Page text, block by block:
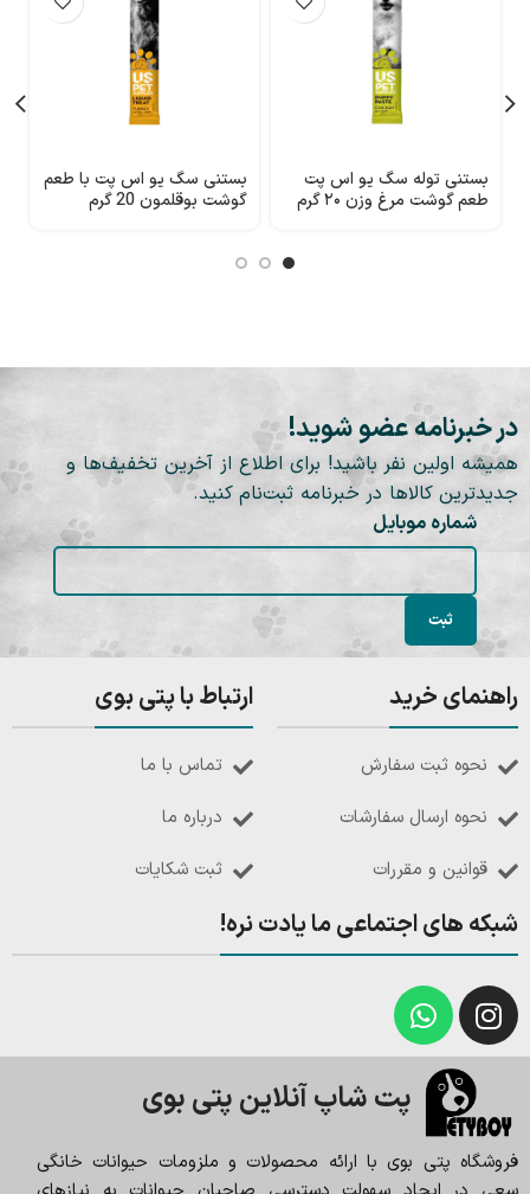
بستنی توله سگ یو اس پت
طعم گوشت مرغ وزن ۲۰ گرم
بستنی سگ یو اس پت با طعم
گوشت بوقلمون 20 گرم
در خبرنامه عضو شوید!
همیشه اولین نفر باشید! برای اطلاع از آخرین تخفیف‌ها و
جدیدترین کالاها در خبرنامه ثبت‌نام کنید.
شماره موبایل
راهنمای خرید
نحوه ثبت سفارش
نحوه ارسال سفارشات
قوانین و مقررات
ارتباط با پتی بوی
تماس با ما
درباره ما
ثبت شکایات
شبکه های اجتماعی ما یادت نره!
پت شاپ آنلاین پتی بوی
فروشگاه پتی بوی با ارائه محصولات و ملزومات حیوانات خانگی